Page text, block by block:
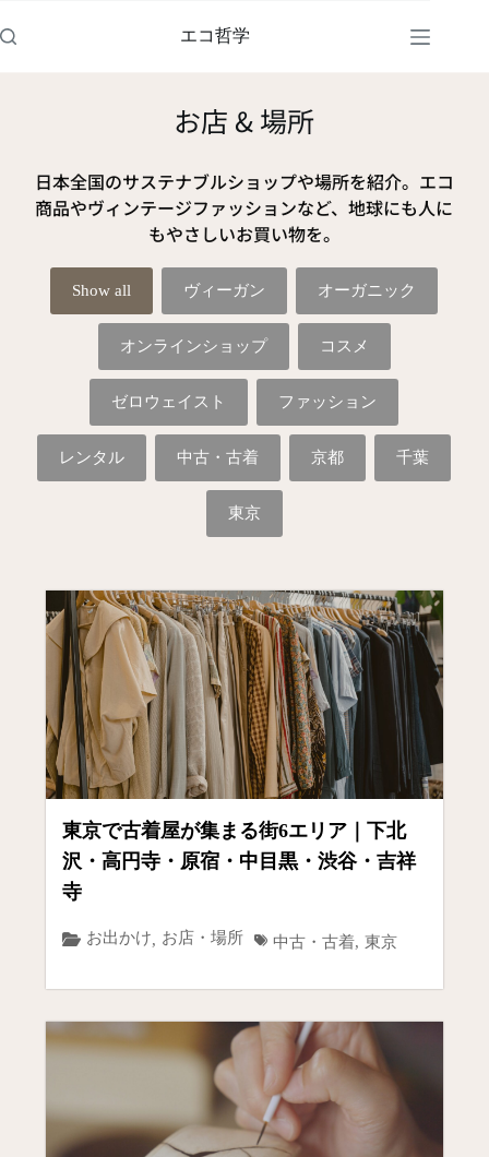
エコ哲学
お店 & 場所
日本全国のサステナブルショップや場所を紹介。エコ
商品やヴィンテージファッションなど、地球にも人に
もやさしいお買い物を。
Show all ヴィーガン オーガニック
オンラインショップ コスメ
ゼロウェイスト ファッション
レンタル 中古・古着 京都 千葉
東京
東京で古着屋が集まる街6エリア｜下北
沢・高円寺・原宿・中目黒・渋谷・吉祥
寺
お出かけ, お店・場所 中古・古着, 東京